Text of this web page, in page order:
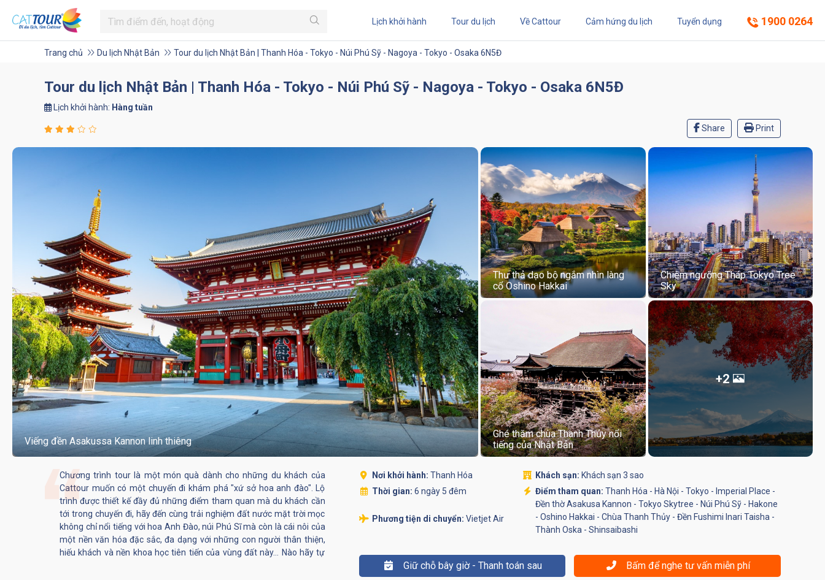
Lịch khởi hành Tour du lịch Về Cattour Cảm hứng du lịch Tuyển dụng 1900 0264
Trang chủ Du lịch Nhật Bản Tour du lịch Nhật Bản | Thanh Hóa - Tokyo - Núi Phú Sỹ - Nagoya - Tokyo - Osaka 6N5Đ
Tour du lịch Nhật Bản | Thanh Hóa - Tokyo - Núi Phú Sỹ - Nagoya - Tokyo - Osaka 6N5Đ
Lịch khởi hành: Hàng tuần
Share Print
Viếng đền Asakussa Kannon linh thiêng
Thư thả dạo bộ ngắm nhìn làng
cổ Oshino Hakkai
Chiêm ngưỡng Tháp Tokyo Tree
Sky
Ghé thăm chùa Thanh Thủy nổi
tiếng của Nhật Bản
+2
Chương trình tour là một món quà dành cho những du khách của
Cattour muốn có một chuyến đi khám phá "xứ sở hoa anh đào". Lộ
trình được thiết kế đầy đủ những điểm tham quan mà du khách cần
tới trong chuyến đi, hãy đến cùng trải nghiệm đất nước mặt trời mọc
không chỉ nổi tiếng với hoa Anh Đào, núi Phú Sĩ mà còn là cái nôi của
một nền văn hóa đặc sắc, đa dạng với những con người thân thiện,
hiếu khách và nền khoa học tiên tiến của vùng đất này... Nào hãy tự
Nơi khởi hành: Thanh Hóa Khách sạn: Khách sạn 3 sao
Thời gian: 6 ngày 5 đêm Điểm tham quan: Thanh Hóa - Hà Nội - Tokyo - Imperial Place -
Đền thờ Asakusa Kannon - Tokyo Skytree - Núi Phú Sỹ - Hakone
- Oshino Hakkai - Chùa Thanh Thủy - Đền Fushimi Inari Taisha -
Thành Oska - Shinsaibashi
Phương tiện di chuyển: Vietjet Air
Giữ chỗ bây giờ - Thanh toán sau Bấm để nghe tư vấn miễn phí